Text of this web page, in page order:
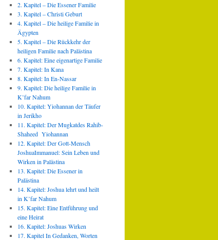
2. Kapitel – Die Essener Familie
3. Kapitel – Christi Geburt
4. Kapitel – Die heilige Familie in
Ägypten
5. Kapitel – Die Rückkehr der
heiligen Familie nach Palästina
6. Kapitel: Eine eigenartige Familie
7. Kapitel: In Kana
8. Kapitel: In En-Nassar
9. Kapitel: Die heilige Familie in
K’far Nahum
10. Kapitel: Yiohannan der Täufer
in Jerikho
11. Kapitel: Der Mugkatdes Rahib-
Shaheed Yiohannan
12. Kapitel: Der Gott-Mensch
JoshuaImmanuel: Sein Leben und
Wirken in Palästina
13. Kapitel: Die Essener in
Palästina
14. Kapitel: Joshua lehrt und heilt
in K’far Nahum
15. Kapitel: Eine Entführung und
eine Heirat
16. Kapitel: Joshuas Wirken
17. Kapitel In Gedanken, Worten